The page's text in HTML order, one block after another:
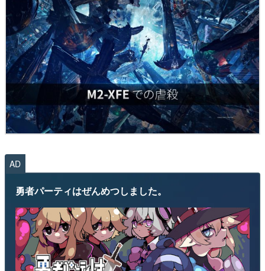
AD
勇者パーティはぜんめつしました。